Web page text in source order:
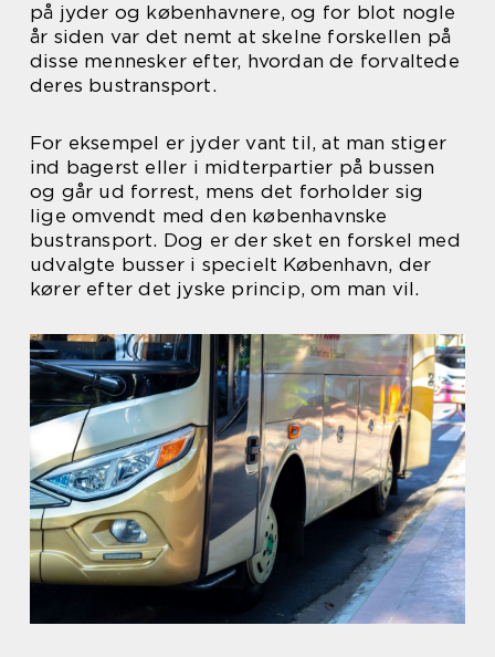
på jyder og københavnere, og for blot nogle
år siden var det nemt at skelne forskellen på
disse mennesker efter, hvordan de forvaltede
deres bustransport.
For eksempel er jyder vant til, at man stiger
ind bagerst eller i midterpartier på bussen
og går ud forrest, mens det forholder sig
lige omvendt med den københavnske
bustransport. Dog er der sket en forskel med
udvalgte busser i specielt København, der
kører efter det jyske princip, om man vil.